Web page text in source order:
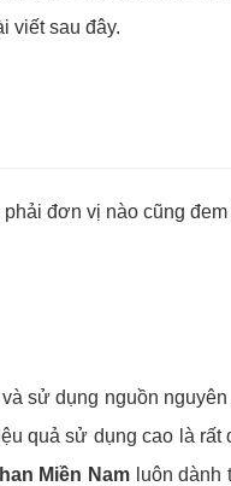
viết sau đây.
đơn vị nào cũng
sử dụng nguồn
quả sử dụng cao là
Miền Nam luôn dành